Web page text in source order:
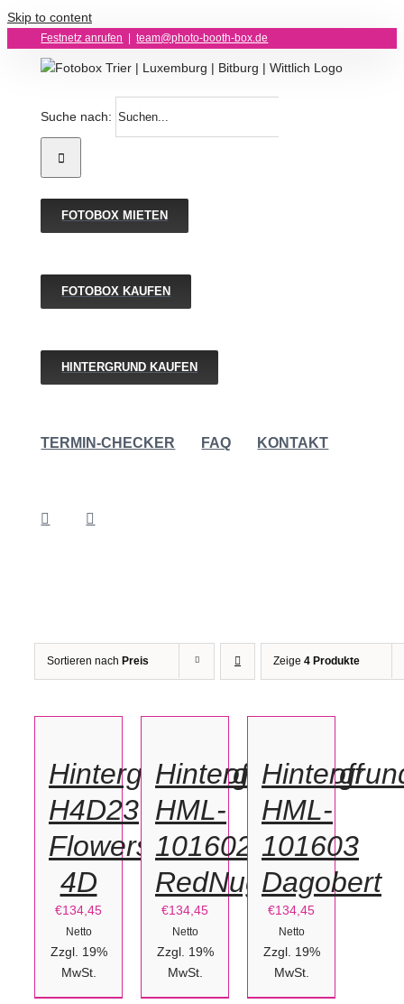
Skip to content
Festnetz anrufen team@photo-booth-box.de
Suche nach:
FOTOBOX MIETEN
FOTOBOX KAUFEN
HINTERGRUND KAUFEN
TERMIN-CHECKER FAQ KONTAKT
Sortieren nach Preis Zeige 4 Produkte
IN
DETAILS
Hintergrundstoff
H4D23
Flowers-
4D
€134,45
Netto
Zzgl. 19%
MwSt.
IN
DETAILS
Hintergrundstoff
HML-
101602
RedNugget
€134,45
Netto
Zzgl. 19%
MwSt.
IN
DETAILS
HML-
101603
Dagobert
€134,45
Netto
Zzgl. 19%
MwSt.